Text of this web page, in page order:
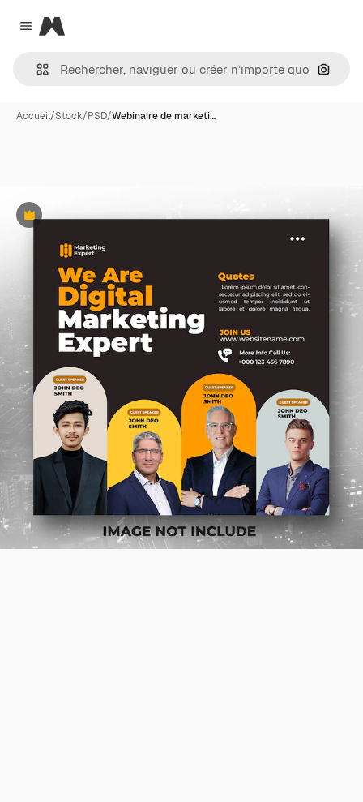
Close menu
Magnific
Accueil/Stock/PSD/Webinaire de marketi…
Premium